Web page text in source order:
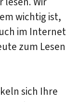
wichtig ist,
im Internet
zum Lesen
sich Ihre